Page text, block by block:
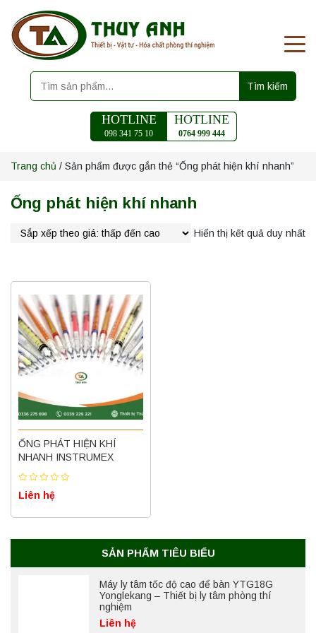
Tìm kiếm
HOTLINE
098 341 75 10
HOTLINE
0764 999 444
Trang chủ / Sản phẩm được gắn thẻ “Ống phát hiện khí nhanh”
Ống phát hiện khí nhanh
Hiển thị kết quả duy nhất
ỐNG PHÁT HIỆN KHÍ
NHANH INSTRUMEX
Liên hệ
SẢN PHẨM TIÊU BIỂU
Máy quang kế ngọn lửa FP7202 PEAK
chính hãng – Độ chính xác cao, vận hành
ổn định
Liên hệ
Máy ly tâm tốc độ cao để bàn YTG18G
Yonglekang – Thiết bị ly tâm phòng thí
nghiệm
Liên hệ